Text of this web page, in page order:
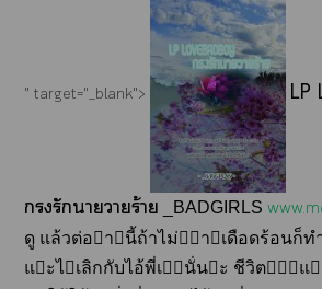
" target="_blank"> LP
รักาวายร้าย _BADGIRLS
ดู แล้วต่อานี้ถ้าไม่าเดือดร้อนก็
แะไเลิกกับไอ้พี่เนั่นะ ชีวิตแ